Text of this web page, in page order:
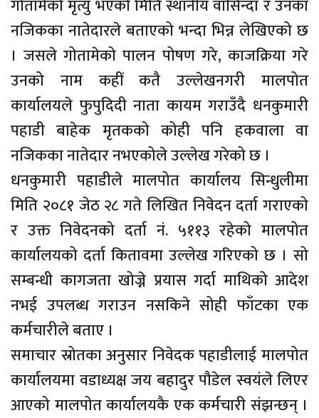
गोतामेको मृत्यु भएको मिति स्थानीय वासिन्दा र उनका
नजिकका नातेदारले बताएको भन्दा भिन्न लेखिएको छ
। जसले गोतामेको पालन पोषण गरे, काजक्रिया गरे
उनको नाम कहीं कतै उल्लेखनगरी मालपोत
कार्यालयले फुपुदिदी नाता कायम गराउँदै धनकुमारी
पहाडी बाहेक मृतकको कोही पनि हकवाला वा
नजिकका नातेदार नभएकोले उल्लेख गरेको छ ।
धनकुमारी पहाडीले मालपोत कार्यालय सिन्धुलीमा
मिति २०८१ जेठ २८ गते लिखित निवेदन दर्ता गराएको
र उक्त निवेदनको दर्ता नं. ५११३ रहेको मालपोत
कार्यालयको दर्ता कितावमा उल्लेख गरिएको छ । सो
सम्बन्धी कागजता खोज्ने प्रयास गर्दा माथिको आदेश
नभई उपलब्ध गराउन नसकिने सोही फाँटका एक
कर्मचारीले बताए ।
समाचार स्रोतका अनुसार निवेदक पहाडीलाई मालपोत
कार्यालयमा वडाध्यक्ष जय बहादुर पौडेल स्वयंले लिएर
आएको मालपोत कार्यालयकै एक कर्मचारी संझन्छन् ।